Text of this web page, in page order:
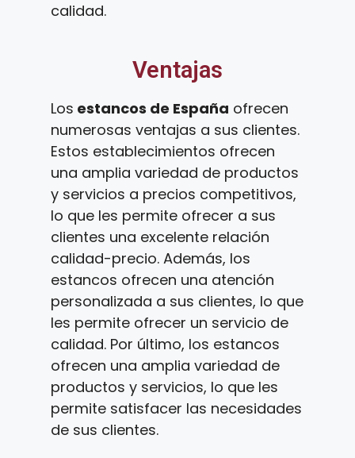
calidad.
Ventajas
Los estancos de España ofrecen
numerosas ventajas a sus clientes.
Estos establecimientos ofrecen
una amplia variedad de productos
y servicios a precios competitivos,
lo que les permite ofrecer a sus
clientes una excelente relación
calidad-precio. Además, los
estancos ofrecen una atención
personalizada a sus clientes, lo que
les permite ofrecer un servicio de
calidad. Por último, los estancos
ofrecen una amplia variedad de
productos y servicios, lo que les
permite satisfacer las necesidades
de sus clientes.